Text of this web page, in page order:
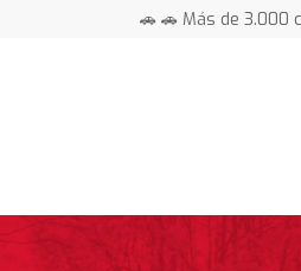
🚗 🚗 Más de 3.000